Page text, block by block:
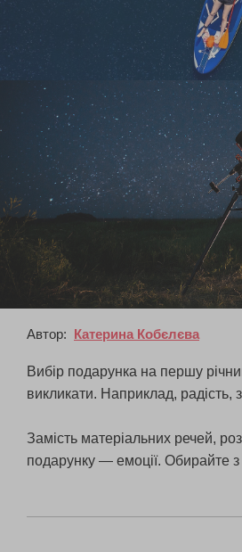
Автор: Катерина Кобєлєва
Вибір подарунка на першу
викликати. Наприклад,
Замість матеріальних речей,
подарунку — емоції. Обирайте